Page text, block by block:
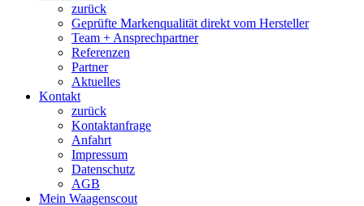
zurück
Geprüfte Markenqualität direkt vom Hersteller
Team + Ansprechpartner
Referenzen
Partner
Aktuelles
Kontakt
zurück
Kontaktanfrage
Anfahrt
Impressum
Datenschutz
AGB
Mein Waagenscout